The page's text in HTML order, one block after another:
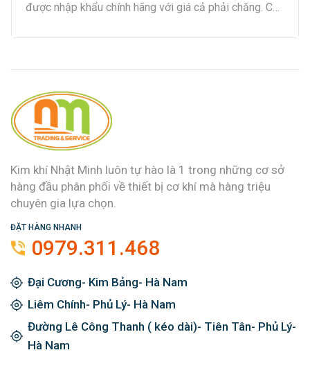
được nhập khẩu chính hãng với giá cả phải chăng. Các
loại, nhiều kích thước, mẫu mã khác nhau giúp bạn
cầu sử dụng của mình.
Kim khí Nhật Minh luôn tự hào là 1 trong những cơ sở
hàng đầu phân phối về thiết bị cơ khí mà hàng triệu
chuyên gia lựa chọn.
ĐẶT HÀNG NHANH
0979.311.468
Đại Cương- Kim Bảng- Hà Nam
Liêm Chính- Phủ Lý- Hà Nam
Đường Lê Công Thanh ( kéo dài)- Tiên Tân- Phủ Lý-
Hà Nam